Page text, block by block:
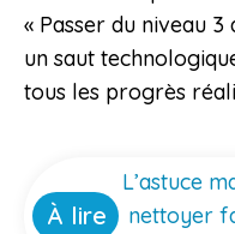
« Passer du niveau
un saut
tous les progrès
À lire
L’astuce
nettoyer